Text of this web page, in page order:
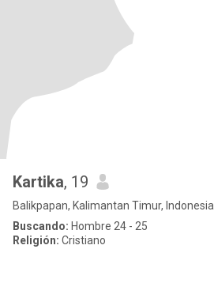
Kartika, 19
Balikpapan, Kalimantan Timur, Indonesia
Buscando: Hombre 24 - 25
Religión: Cristiano